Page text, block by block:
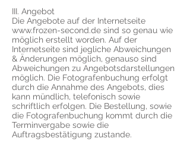
​III. Angebot
​Die Angebote auf der Internetseite
www.frozen-second.de sind so genau wie
möglich erstellt worden. Auf der
Internetseite sind jegliche Abweichungen
& Änderungen möglich, genauso sind
Abweichungen zu Angebotsdarstellungen
möglich. Die Fotografenbuchung erfolgt
durch die Annahme des Angebots, dies
kann mündlich, telefonisch sowie
schriftlich erfolgen. Die Bestellung, sowie
die Fotografenbuchung kommt durch die
Terminvergabe sowie die
Auftragsbestätigung zustande.